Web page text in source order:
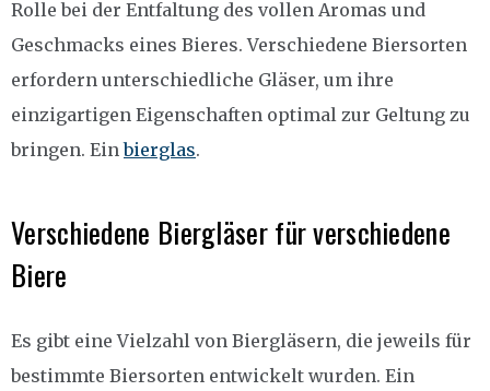
Rolle bei der Entfaltung des vollen Aromas und
Geschmacks eines Bieres. Verschiedene Biersorten
erfordern unterschiedliche Gläser, um ihre
einzigartigen Eigenschaften optimal zur Geltung zu
bringen. Einbierglas.
Verschiedene Biergläser für verschiedene
Biere
Es gibt eine Vielzahl von Biergläsern, die jeweils für
bestimmte Biersorten entwickelt wurden. Ein